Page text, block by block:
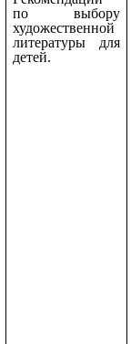
по выбору
художественной
литературы для
детей.